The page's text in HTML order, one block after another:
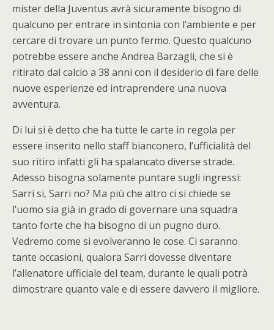
mister della Juventus avrà sicuramente bisogno di
qualcuno per entrare in sintonia con l’ambiente e per
cercare di trovare un punto fermo. Questo qualcuno
potrebbe essere anche Andrea Barzagli, che si è
ritirato dal calcio a 38 anni con il desiderio di fare delle
nuove esperienze ed intraprendere una nuova
avventura.
Di lui si è detto che ha tutte le carte in regola per
essere inserito nello staff bianconero, l’ufficialità del
suo ritiro infatti gli ha spalancato diverse strade.
Adesso bisogna solamente puntare sugli ingressi:
Sarri si, Sarri no? Ma più che altro ci si chiede se
l’uomo sia già in grado di governare una squadra
tanto forte che ha bisogno di un pugno duro.
Vedremo come si evolveranno le cose. Ci saranno
tante occasioni, qualora Sarri dovesse diventare
l’allenatore ufficiale del team, durante le quali potrà
dimostrare quanto vale e di essere davvero il migliore.